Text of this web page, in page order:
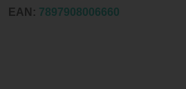
EAN: 7897908006660